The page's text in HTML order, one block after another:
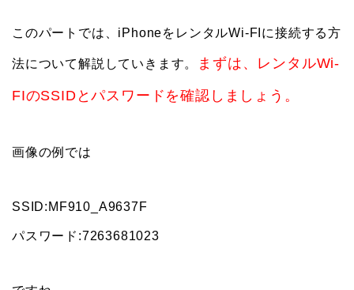
このパートでは、iPhoneをレンタルWi-FIに接続する方
法について解説していきます。 まずは、レンタルWi-
FIのSSIDとパスワードを確認しましょう。
画像の例では
SSID:MF910_A9637F
パスワード:7263681023